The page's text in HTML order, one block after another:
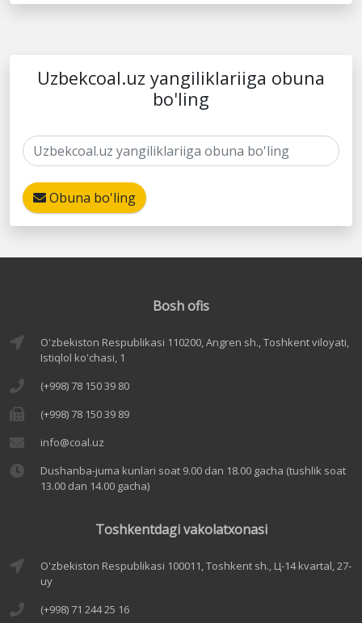
Uzbekcoal.uz yangiliklariiga obuna
bo'ling
Obuna bo'ling
Bosh ofis
O'zbekiston Respublikasi 110200, Angren sh., Toshkent viloyati,
Istiqlol ko'chasi, 1
(+998) 78 150 39 80
(+998) 78 150 39 89
info@coal.uz
Dushanba-juma kunlari soat 9.00 dan 18.00 gacha (tushlik soat
13.00 dan 14.00 gacha)
Toshkentdagi vakolatxonasi
O'zbekiston Respublikasi 100011, Toshkent sh., Ц-14 kvartal, 27-
uy
(+998) 71 244 25 16